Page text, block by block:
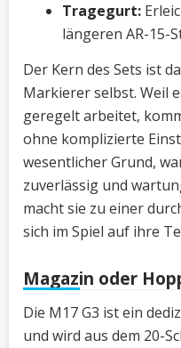
Tragegurt:
längeren AR-15-
Der Kern des Sets ist
Markierer selbst. Weil
geregelt arbeitet,
ohne komplizierte
wesentlicher Grund,
zuverlässig und
macht sie zu einer
sich im Spiel auf ihre
Magazin oder
Die M17 G3 ist ein
und wird aus dem 20-